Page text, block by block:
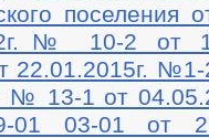
поселения
10-2 от
22.01.2015г. №1-
№ 13-1 от
03-01 от